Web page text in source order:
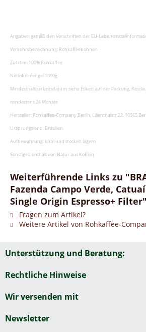
Angaben gemäß den Vorschriften der EU-
Verkehrsbezeichnung: Rohkaffeebohnen
Zutaten: 100% Rohkaffee
Nettofüllmenge: 1000g
Mindesthaltbarkeitsdatum: siehe Etikett auf der Packung,
mindestens 24 Monate
Hersteller: Rohkaffee-Company Berlin, Lilienthalstr.22, 10965
Ursprungsland: Brasilien
Aufbewahrung: kühl und trocken lagern
Sonstiges: enthält von Natur aus Koffein
Weiterführende Links zu
Fazenda Campo Verde,
Single Origin Espresso+ Filter"
Fragen zum Artikel?
Weitere Artikel von Rohkaffee-
Unterstützung und Beratung:
Rechtliche Hinweise
Wir versenden mit
Newsletter